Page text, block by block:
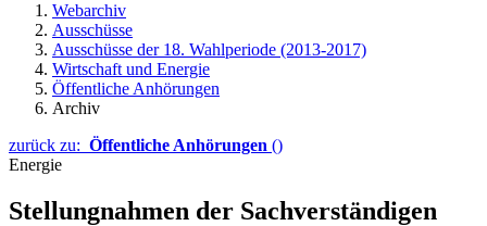
Webarchiv
Ausschüsse
Ausschüsse der 18. Wahlperiode (2013-2017)
Wirtschaft und Energie
Öffentliche Anhörungen
Archiv
zurück zu: Öffentliche Anhörungen ()
Energie
Stellungnahmen der Sachverständigen